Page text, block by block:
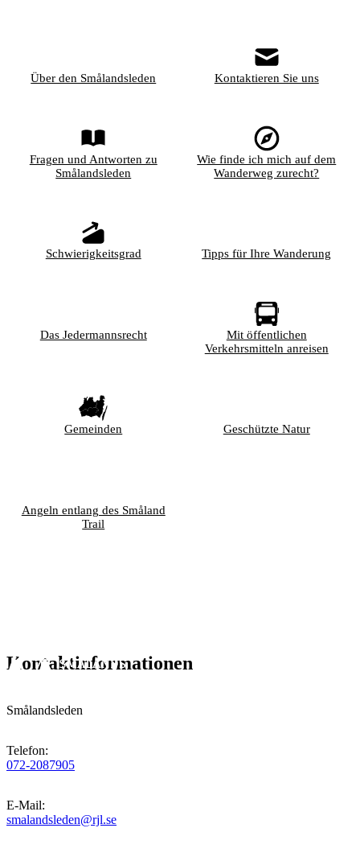
Über den Smålandsleden Kontaktieren Sie uns
Fragen und Antworten zu
Smålandsleden
Wie finde ich mich auf dem
Wanderweg zurecht?
Schwierigkeitsgrad Tipps für Ihre Wanderung
Das Jedermannsrecht
Mit öffentlichen
Verkehrsmitteln anreisen
Gemeinden Geschützte Natur
Angeln entlang des Småland
Trail
Kontaktinformationen
Smålandsleden
Telefon:
072-2087905
E-Mail:
smalandsleden@rjl.se